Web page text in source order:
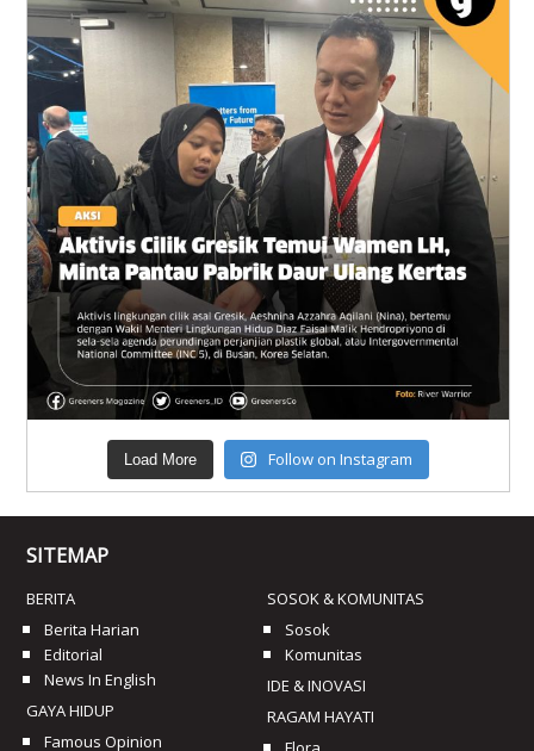
Load More Follow on Instagram
SITEMAP
BERITA
Berita Harian
Editorial
News In English
GAYA HIDUP
Famous Opinion
SOSOK & KOMUNITAS
Sosok
Komunitas
IDE & INOVASI
RAGAM HAYATI